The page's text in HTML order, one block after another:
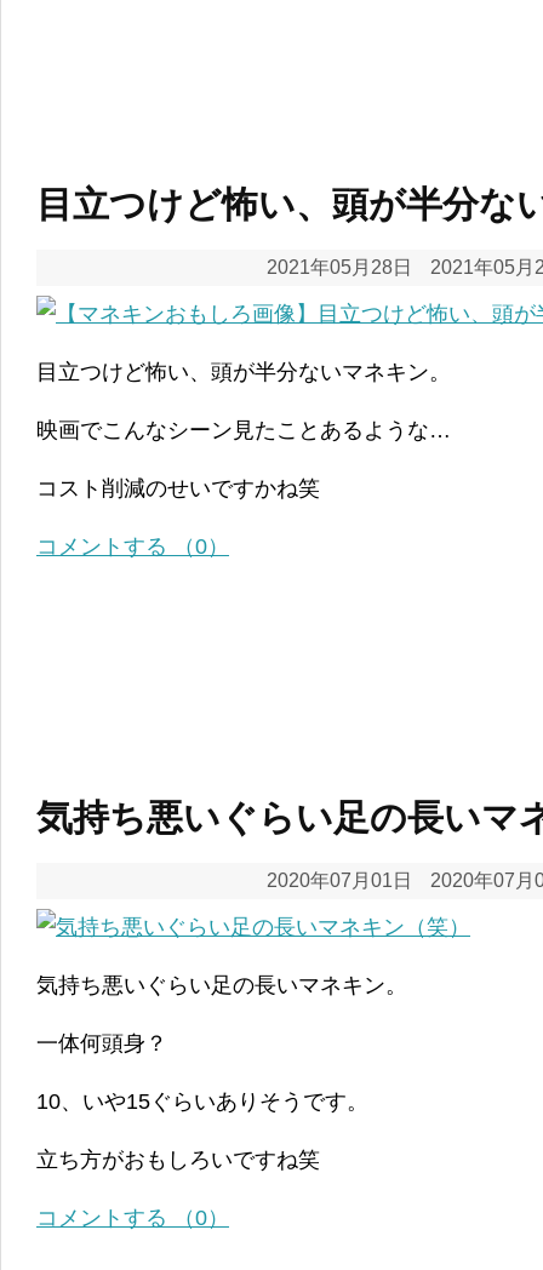
目立つけど怖い、頭が半分な
2021年05月28日 2021年05月
目立つけど怖い、頭が半分ないマネキン。
映画でこんなシーン見たことあるような…
コスト削減のせいですかね笑
コメントする （0）
気持ち悪いぐらい足の長いマ
2020年07月01日 2020年07月
気持ち悪いぐらい足の長いマネキン。
一体何頭身？
10、いや15ぐらいありそうです。
立ち方がおもしろいですね笑
コメントする （0）